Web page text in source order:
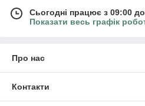
Сьогодні працює з 09:00
Показати весь графік
Про нас
Контакти